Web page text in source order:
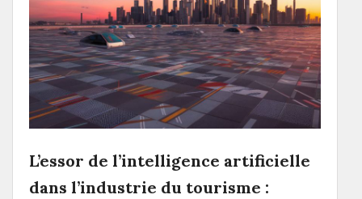
L’essor de l’intelligence artificielle
dans l’industrie du tourisme :